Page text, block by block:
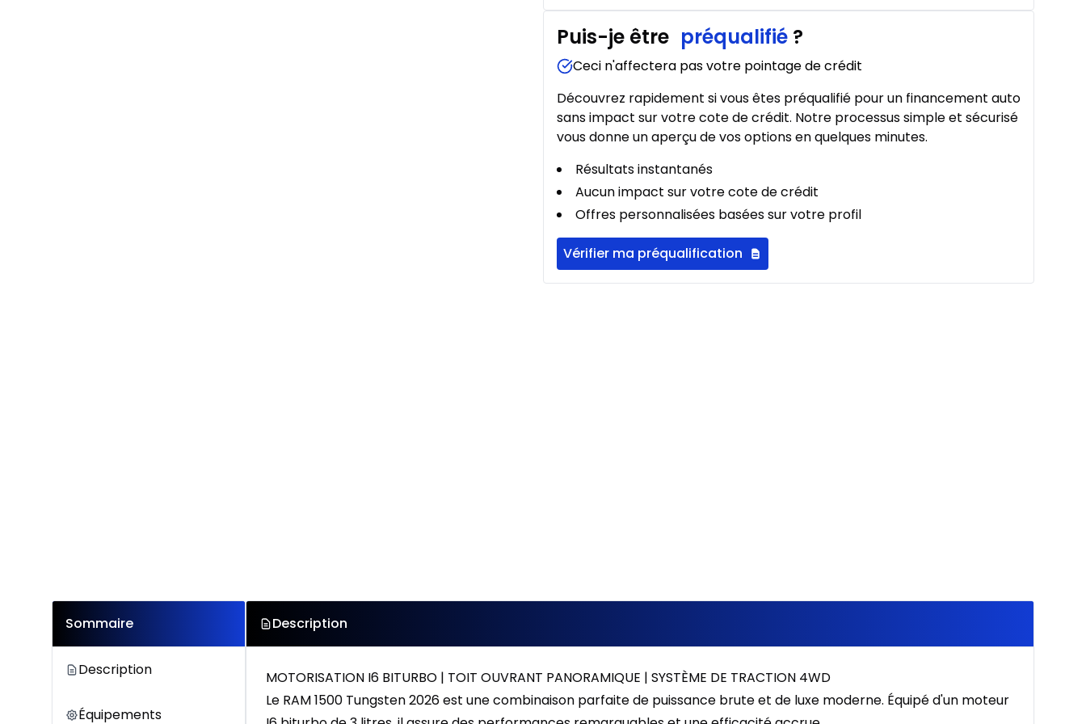
Location sur 39 mois
Location sur 39 mois
0.00 $ d'acompte • 2.49%
Location sur 36 mois
Location sur 36 mois
0.00 $ d'acompte • 2.49%
Location sur 27 mois
Puis-je être préqualifié ?
Ceci n'affectera pas votre pointage de crédit
Découvrez rapidement si vous êtes préqualifié pour un financement auto
sans impact sur votre cote de crédit. Notre processus simple et sécurisé
vous donne un aperçu de vos options en quelques minutes.
Résultats instantanés
Aucun impact sur votre cote de crédit
Offres personnalisées basées sur votre profil
Vérifier ma préqualification
Sommaire
Description
Équipements
Description
MOTORISATION I6 BITURBO | TOIT OUVRANT PANORAMIQUE | SYSTÈME DE TRACTION 4WD
Le RAM 1500 Tungsten 2026 est une combinaison parfaite de puissance brute et de luxe moderne. Équipé d'un moteur